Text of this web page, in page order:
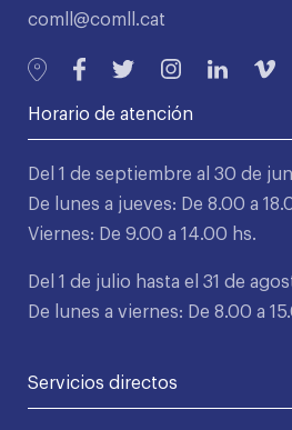
comll@comll.cat
Horario de atención
Del 1 de septiembre al 30 de
De lunes a jueves: De 8.00 a
Viernes: De 9.00 a 14.00 hs.
Del 1 de julio hasta el 31 de
De lunes a viernes: De 8.00 a
Servicios directos